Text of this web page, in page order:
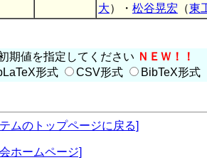
大）・ 松谷晃宏 （東
期値を指定してください ＮＥＷ！！
形式 CSV形式 BibTeX形式
ムのトップページに戻る]
ホームページ]